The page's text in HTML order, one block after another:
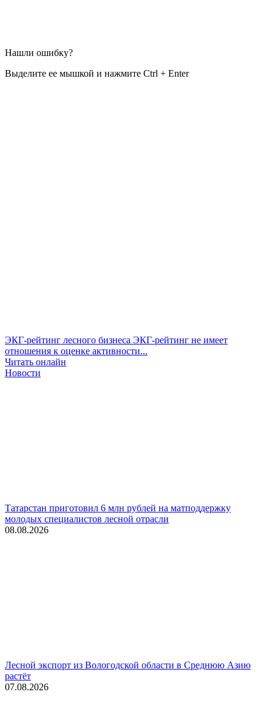
Нашли ошибку?
Выделите ее мышкой и нажмите Ctrl + Enter
ЭКГ-рейтинг лесного бизнеса ЭКГ-рейтинг не имеет
отношения к оценке активности...
Читать онлайн
Новости
Татарстан приготовил 6 млн рублей на матподдержку
молодых специалистов лесной отрасли
08.08.2026
Лесной экспорт из Вологодской области в Среднюю Азию
растёт
07.08.2026